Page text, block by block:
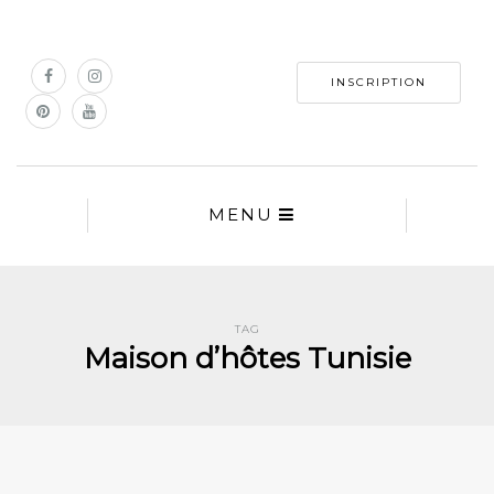
INSCRIPTION
MENU
TAG
Maison d’hôtes Tunisie